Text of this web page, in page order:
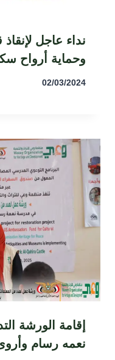
نداء عاجل لإنقاذ
وحماية أرواح
02/03/2024
إقامة الورشة
نعمه رسام